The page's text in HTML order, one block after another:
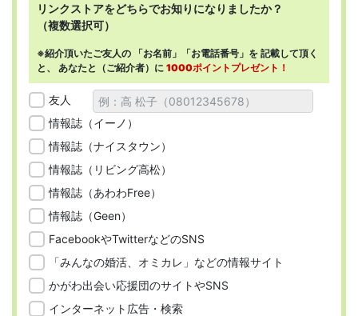
リンクストアをどちらでお知りになりましたか？
（複数選択可）
※紹介頂いたご友人の 「お名前」「お電話番号」を 記載して頂く
と、 あなたと（ご紹介者）に 1000ポイントプレゼント！
友人
情報誌（イーノ）
情報誌（ナイスタウン）
情報誌（リビング高松）
情報誌（あわわFree）
情報誌（Geen）
FacebookやTwitterなどのSNS
「みんなの婚活、オミカレ」などの情報サイト
かがわ出会い応援団のサイトやSNS
インターネット広告・検索